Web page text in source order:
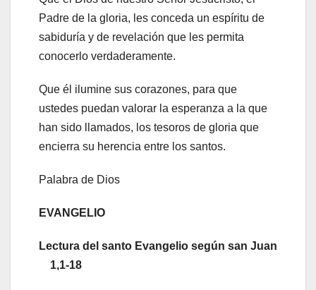
Padre de la gloria, les conceda un espíritu de
sabiduría y de revelación que les permita
conocerlo verdaderamente.
Que él ilumine sus corazones, para que
ustedes puedan valorar la esperanza a la que
han sido llamados, los tesoros de gloria que
encierra su herencia entre los santos.
Palabra de Dios
EVANGELIO
Lectura del santo Evangelio según san Juan
1,1-18